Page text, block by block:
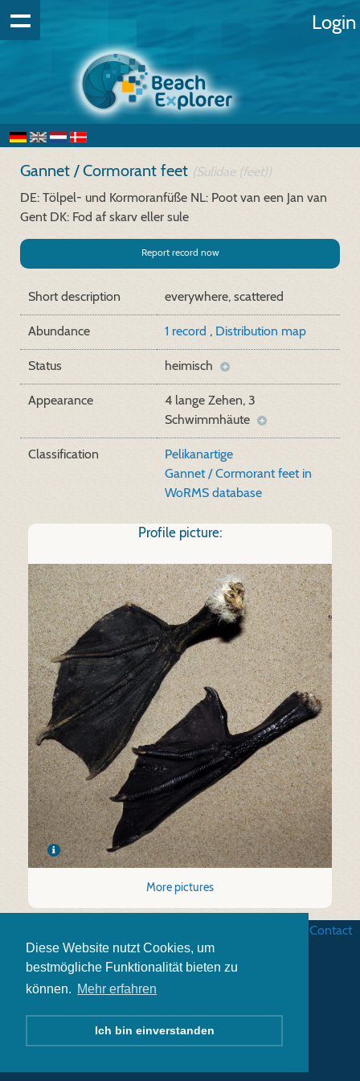
Diese Website nutzt Cookies, um
bestmögliche Funktionalität bieten zu
können. Mehr erfahren
Ich bin einverstanden
Login
Gannet / Cormorant feet (Sulidae (feet))
DE: Tölpel- und Kormoranfüße NL: Poot van een Jan van
Gent DK: Fod af skarv eller sule
Report record now
Short description everywhere, scattered
Abundance 1 record , Distribution map
Status heimisch
Appearance
4 lange Zehen, 3
Schwimmhäute
Classification
Pelikanartige
Gannet / Cormorant feet in
WoRMS database
Profile picture:
More pictures
Contact